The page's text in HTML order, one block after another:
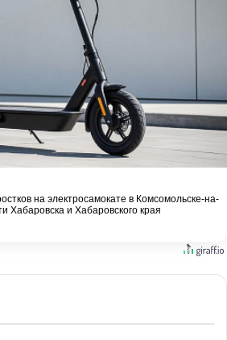
на электросамокате в Комсомольске-на-
Хабаровска и Хабаровского края